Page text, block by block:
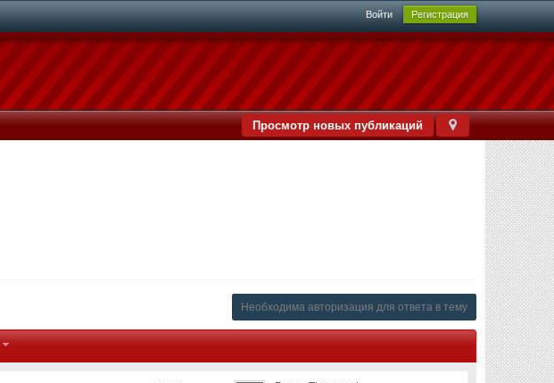
Войти Регистрация
Просмотр новых публикаций
Необходима авторизация для ответа в тему